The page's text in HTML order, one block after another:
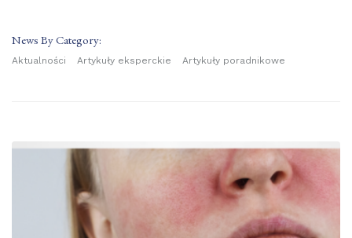
News By Category:
Aktualności Artykuły eksperckie Artykuły poradnikowe